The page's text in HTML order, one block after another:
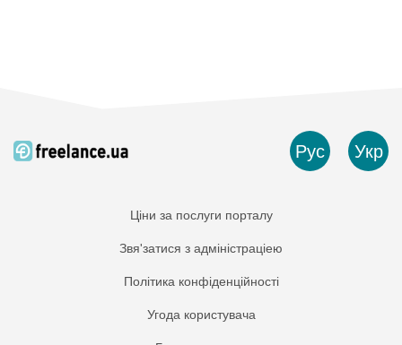
Рус Укр
Ціни за послуги порталу
Звя'затися з адміністраціею
Політика конфіденційності
Угода користувача